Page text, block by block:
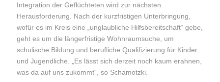
Integration der Geflüchteten wird zur nächsten
Herausforderung. Nach der kurzfristigen Unterbringung,
wofür es im Kreis eine „unglaubliche Hilfsbereitschaft“ gebe,
geht es um die längerfristige Wohnraumsuche, um
schulische Bildung und berufliche Qualifizierung für Kinder
und Jugendliche. „Es lässt sich derzeit noch kaum erahnen,
was da auf uns zukommt“, so Schamotzki.